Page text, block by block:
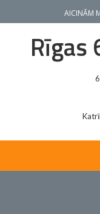
AICINĀM
Rīgas